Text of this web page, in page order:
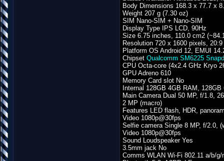
Body Dimensions 168.3 x 77.7 x
Weight 207 g (7.30 oz)
SIM Nano-SIM + Nano-SIM
Display Type IPS LCD, 90Hz
Size 6.75 inches, 110.0 cm2
Resolution 720 x 1600 pixels,
Platform OS Android 12, EMUI
Chipset Qualcomm SM6225
CPU Octa-core (4x2.4 GHz Kryo
GPU Adreno 610
Memory Card slot No
Internal 128GB 4GB RAM, 128GB
Main Camera Dual 50 MP, f/1.8,
2 MP (macro)
Features LED flash, HDR,
Video 1080p@30fps
Selfie camera Single 8 MP, f/2.0,
Video 1080p@30fps
Sound Loudspeaker Yes
3.5mm jack No
Comms WLAN Wi-Fi 802.11 a/b/g/